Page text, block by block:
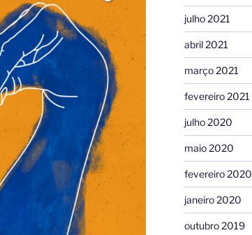
julho 2021
abril 2021
março 2021
fevereiro 2021
julho 2020
maio 2020
fevereiro 2020
janeiro 2020
outubro 2019